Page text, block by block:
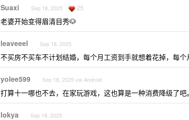
Suaxi Sep 18, 2025 25
老婆开始变得眉清目秀🐶
leaveeel Sep 18, 2025
不买房不买车不计划结婚，每个月工资到手就想着花掉，每
yolee599 Sep 18, 2025 via Android
打算十一哪也不去，在家玩游戏，这也算是一种消费降级了吧。
lokya Sep 18, 2025